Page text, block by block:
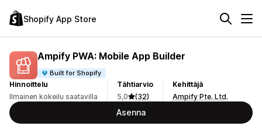
Shopify App Store
Ampify PWA: Mobile App Builder
Built for Shopify
Hinnoittelu
Ilmainen kokeilu saatavilla
Tähtiarvio
5,0
(32)
Kehittäjä
Ampify Pte. Ltd.
Asenna